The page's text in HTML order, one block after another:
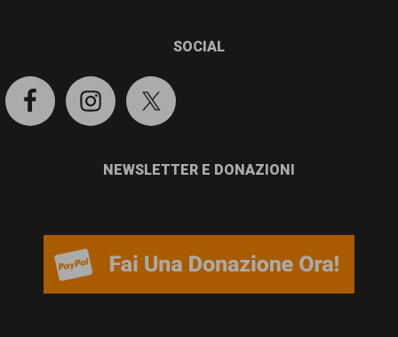
SOCIAL
NEWSLETTER E DONAZIONI